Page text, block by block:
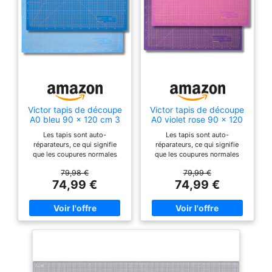
Victor tapis de découpe
A0 bleu 90 x 120 cm 3
plis auto-cicatrisant –
support de découpe
professionnel pour
bricolage et couture,
sous-main de bureau
Les tapis sont auto-
réparateurs, ce qui signifie
que les coupures normales
Chaque tapis comporte une
impression quadrillée sur une
face, ce qui vous aide lors de
la découpe Tous les Sous-
mains de bricolage ont une
surface antidérapante, ce qui
est idéal pour les travaux de
ternit pas le couteau aussi
79,98 €
74,99 €
Victor tapis de découpe
A0 violet rose 90 x 120
cm 3 plis auto-
cicatrisant – support de
découpe professionnel
pour bricolage et
couture, sous-main de
bureau
Les tapis sont auto-
réparateurs, ce qui signifie
que les coupures normales
Chaque tapis comporte une
impression quadrillée sur une
face, ce qui vous aide lors de
la découpe Tous les Sous-
mains de bricolage ont une
surface antidérapante, ce qui
est idéal pour les travaux de
ternit pas le couteau aussi
79,99 €
74,99 €